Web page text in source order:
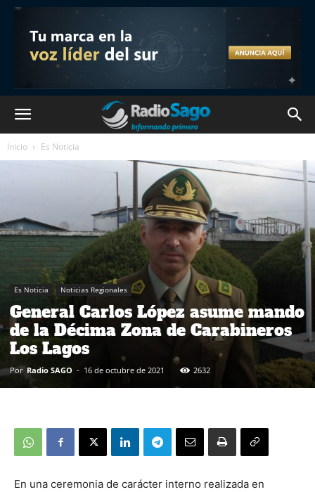
Inicio Es Noticia
Es Noticia Noticias Regionales
General Carlos López asume mando
de la Décima Zona de Carabineros
Los Lagos
Por Radio SAGO - 16 de octubre de 2021 2632
En una ceremonia de carácter interno realizada en